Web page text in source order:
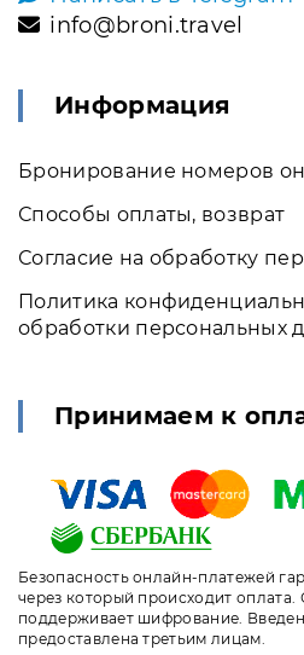
info@broni.travel
Информация
Бронирование номеров
Способы оплаты, возврат
Согласие на обработку
Политика
обработки персональных
Принимаем к
Безопасность онлайн-платежей
через который происходит оплата.
поддерживает шифрование.
предоставлена третьим лицам.